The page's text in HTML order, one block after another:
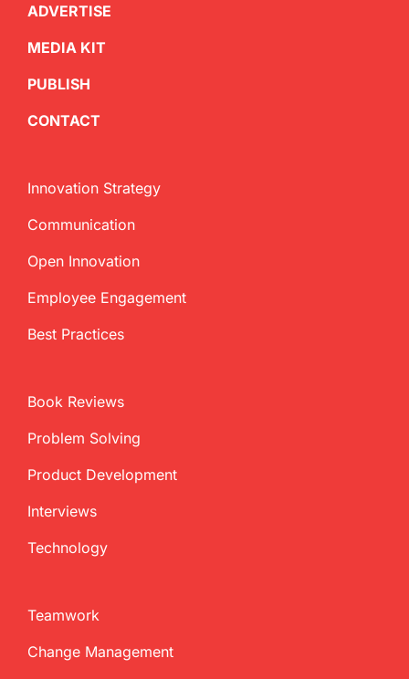
ADVERTISE
MEDIA KIT
PUBLISH
CONTACT
Innovation Strategy
Communication
Open Innovation
Employee Engagement
Best Practices
Book Reviews
Problem Solving
Product Development
Interviews
Technology
Teamwork
Change Management